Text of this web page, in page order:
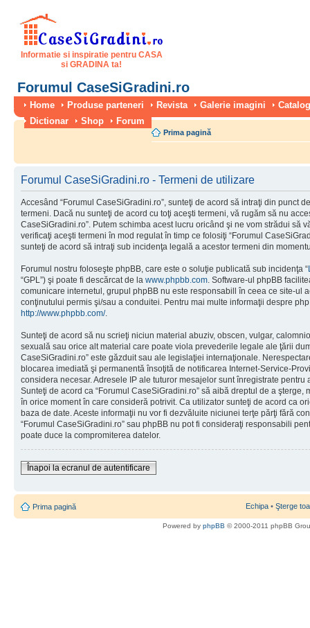
Informatie si inspiratie pentru CASA
si GRADINA ta!
Forumul CaseSiGradini.ro
Home Produse parteneri Revista Galerie imagini
Dictionar
Shop Forum
Prima pagină
Forumul CaseSiGradini.ro - Termeni de utilizare
Accesând “Forumul CaseSiGradini.ro”, sunteţi de acord să intraţi din punct
termeni. Dacă nu sunteţi de acord cu toţi aceşti termeni, vă rugăm să nu
CaseSiGradini.ro”. Putem schimba acest lucru oricând şi ne vom strădui să
verificaţi aceşti termeni în mod regulat în timp ce folosiţi “Forumul
sunteţi de acord să intraţi sub incidenţa legală a acestor termeni din
Forumul nostru foloseşte phpBB, care este o soluţie publicată sub incidenţa “
“GPL”) şi poate fi descărcat de la www.phpbb.com. Software-ul phpBB
comunicare internetul, grupul phpBB nu este responsabill în ceea ce site-ul
conţinutului permis şi/sau a conduitei. Pentru mai multe informaţii despre
http://www.phpbb.com/.
Sunteţi de acord să nu scrieţi niciun material abuziv, obscen, vulgar,
sexuală sau orice alt material care poate viola prevederile legale ale ţării
CaseSiGradini.ro” este găzduit sau ale legislaţiei internaţionale.
blocarea imediată şi permanentă însoţită de notificarea Internet-Service-
considera necesar. Adresele IP ale tuturor mesajelor sunt înregistrate
Sunteţi de acord ca “Forumul CaseSiGradini.ro” să aibă dreptul de a
în orice moment în care consideră potrivit. Ca utilizator sunteţi de acord ca
baza de date. Aceste informaţii nu vor fi dezvăluite niciunei terţe părţi fără
“Forumul CaseSiGradini.ro” sau phpBB nu pot fi consideraţi responsabili
poate duce la compromiterea datelor.
Înapoi la ecranul de autentificare
Prima pagină Echipa • Şterge
Powered by phpBB © 2000-2011 phpBB